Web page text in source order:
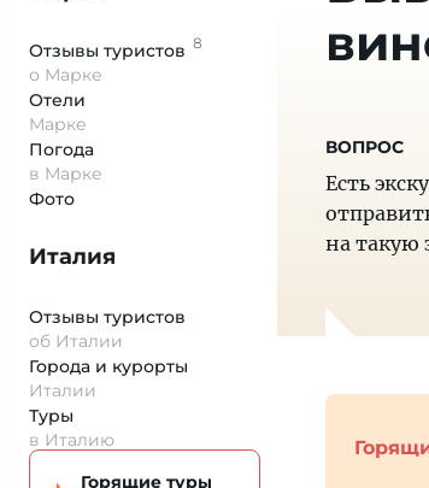
Отзывы туристов 8
о Марке
Отели
Марке
Погода
в Марке
Фото
Италия
Отзывы туристов
об Италии
Города и курорты
Италии
Туры
в Италию
Горящие туры
Есть
на такую